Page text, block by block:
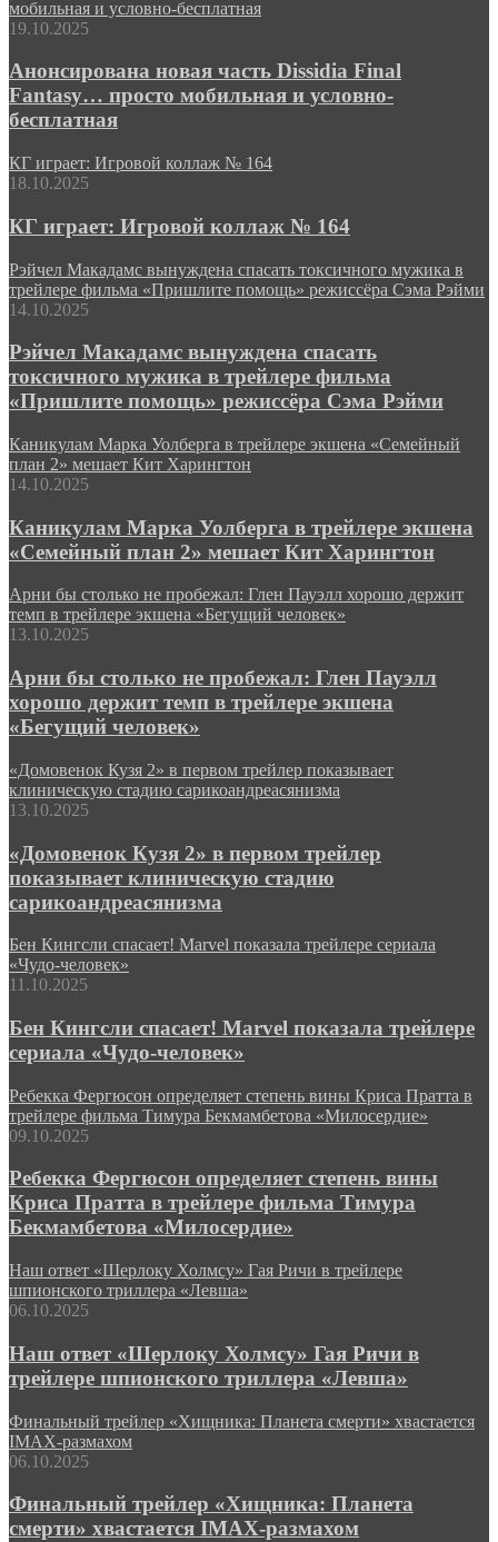
мобильная и условно-бесплатная
19.10.2025
Анонсирована новая часть Dissidia Final
Fantasy… просто мобильная и условно-
бесплатная
КГ играет: Игровой коллаж № 164
18.10.2025
КГ играет: Игровой коллаж № 164
Рэйчел Макадамс вынуждена спасать токсичного мужика в
трейлере фильма «Пришлите помощь» режиссёра Сэма Рэйми
14.10.2025
Рэйчел Макадамс вынуждена спасать
токсичного мужика в трейлере фильма
«Пришлите помощь» режиссёра Сэма Рэйми
Каникулам Марка Уолберга в трейлере экшена «Семейный
план 2» мешает Кит Харингтон
14.10.2025
Каникулам Марка Уолберга в трейлере экшена
«Семейный план 2» мешает Кит Харингтон
Арни бы столько не пробежал: Глен Пауэлл хорошо держит
темп в трейлере экшена «Бегущий человек»
13.10.2025
Арни бы столько не пробежал: Глен Пауэлл
хорошо держит темп в трейлере экшена
«Бегущий человек»
«Домовенок Кузя 2» в первом трейлер показывает
клиническую стадию сарикоандреасянизма
13.10.2025
«Домовенок Кузя 2» в первом трейлер
показывает клиническую стадию
сарикоандреасянизма
Бен Кингсли спасает! Marvel показала трейлере сериала
«Чудо-человек»
11.10.2025
Бен Кингсли спасает! Marvel показала трейлере
сериала «Чудо-человек»
Ребекка Фергюсон определяет степень вины Криса Пратта в
трейлере фильма Тимура Бекмамбетова «Милосердие»
09.10.2025
Ребекка Фергюсон определяет степень вины
Криса Пратта в трейлере фильма Тимура
Бекмамбетова «Милосердие»
Наш ответ «Шерлоку Холмсу» Гая Ричи в трейлере
шпионского триллера «Левша»
06.10.2025
Наш ответ «Шерлоку Холмсу» Гая Ричи в
трейлере шпионского триллера «Левша»
Финальный трейлер «Хищника: Планета смерти» хвастается
IMAX-размахом
06.10.2025
Финальный трейлер «Хищника: Планета
смерти» хвастается IMAX-размахом